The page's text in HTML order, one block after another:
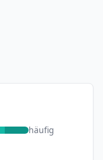
häufig